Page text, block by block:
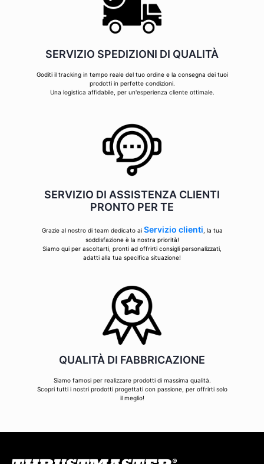
SERVIZIO SPEDIZIONI DI QUALITÀ
Goditi il tracking in tempo reale del tuo ordine e la consegna dei tuoi
prodotti in perfette condizioni.
Una logistica affidabile, per un'esperienza cliente ottimale.
SERVIZIO DI ASSISTENZA CLIENTI
PRONTO PER TE
Grazie al nostro di team dedicato ai Servizio clienti , la tua
soddisfazione è la nostra priorità!
Siamo qui per ascoltarti, pronti ad offrirti consigli personalizzati,
adatti alla tua specifica situazione!
QUALITÀ DI FABBRICAZIONE
Siamo famosi per realizzare prodotti di massima qualità.
Scopri tutti i nostri prodotti progettati con passione, per offrirti solo
il meglio!